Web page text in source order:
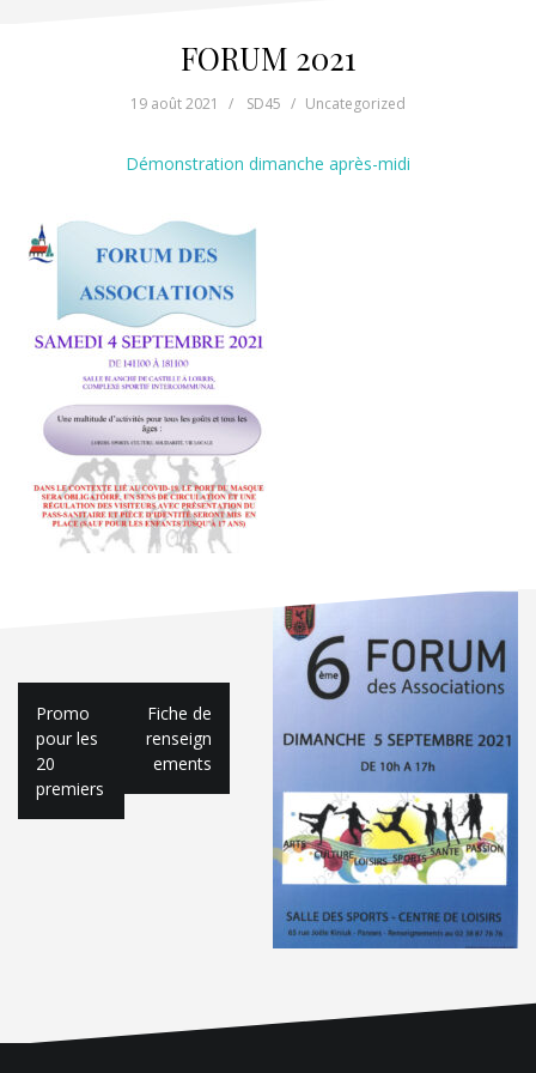
FORUM 2021
19 août 2021 SD45 Uncategorized
Démonstration dimanche après-midi
Navigation
de
l’article
Promo
pour les
20
premiers
Fiche de
renseign
ements